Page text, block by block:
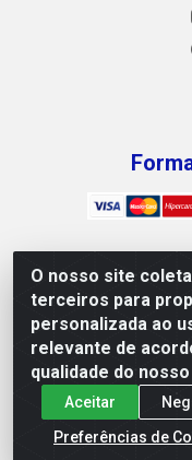
O nosso site
terceiros para
personalizada ao
relevante de
qualidade do
Aceitar
Preferências de
Mix Alimentos
Alameda 02, S/N -
77.006-